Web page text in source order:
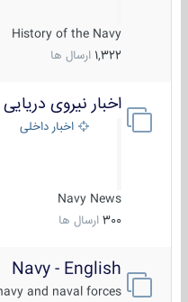
History of the Navy
1,322 ارسال ها
اخبار نیروی دریایی
اخبار داخلی
Navy News
300 ارسال ها
Navy - English
navy and naval forces!